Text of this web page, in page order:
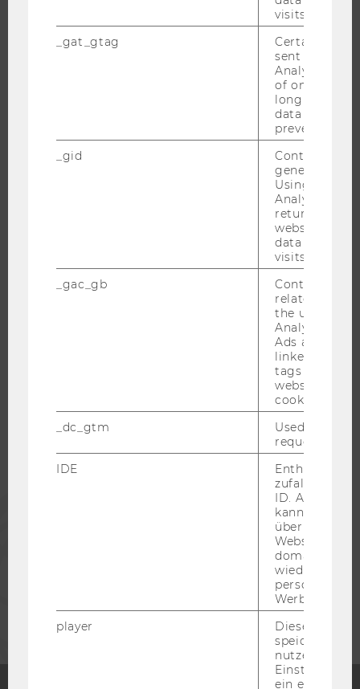
WU FOUNDATION
JOBPORTAL
KARRIERENETZWERKE AN DER WU
ALUMNI
visits.
_gat_gtag
Certain data
sent to
Analytics a
of once per
long as it is
data
prevented.
_gid
Contains a
generated
Using this
Analytics can
returning
website and
data from
visits.
_gac_gb
Contains
related
the user. If
Analytics and
Ads accounts
linked, the
tags on the
website read
cookie.
_dc_gtm
Used to
request rate.
IDE
Enthält eine
ID. Anhand
kann Google
über
Websites
Werbung
player
Dieses Cookie
speichert
ein